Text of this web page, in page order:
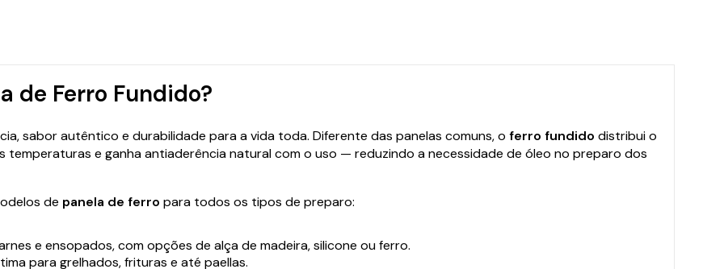
de Ferro Fundido?
sabor autêntico e durabilidade para a vida toda. Diferente das panelas comuns, oferro fundido distribui o
temperaturas e ganha antiaderência natural com o uso — reduzindo a necessidade de óleo no preparo dos
de panela de ferro para todos os tipos de preparo:
e ensopados, com opções de alça de madeira, silicone ou ferro.
para grelhados, frituras e até paellas.